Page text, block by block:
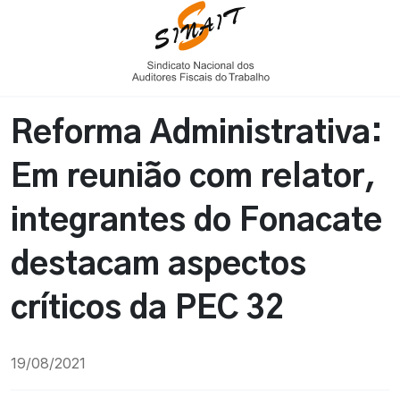
Reforma Administrativa:
Em reunião com relator,
integrantes do Fonacate
destacam aspectos
críticos da PEC 32
19/08/2021